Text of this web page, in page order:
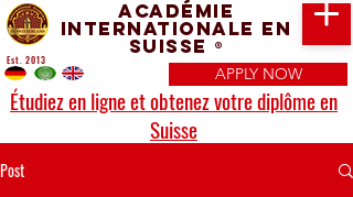
Académie
Internationale en
Suisse ®
APPLY NOW
Étudiez en ligne et obtenez votre diplôme en
Suisse
Est. 2013
Post